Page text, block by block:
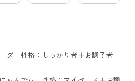
ダ 性格：しっかり者＋お調子者